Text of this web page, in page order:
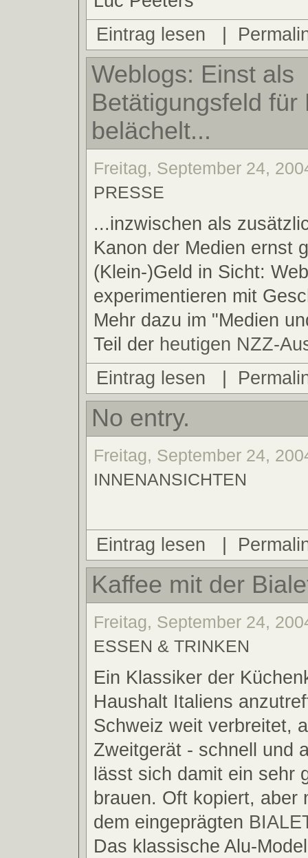
Eintrag lesen
|
Weblogs: Einst als
Betätigungsfeld für
belächelt...
Freitag, September 24,
PRESSE
...inzwischen als
Kanon der Medien ernst
(Klein-)Geld in Sicht:
experimentieren mit
Mehr dazu im "Medien
Teil der heutigen NZZ-
Eintrag lesen
|
No entry.
Freitag, September 24,
INNENANSICHTEN
Eintrag lesen |
Kaffee mit der
Freitag, September 24,
ESSEN & TRINKEN
Ein Klassiker der
Haushalt Italiens
Schweiz weit verbreitet,
Zweitgerät - schnell und
lässt sich damit ein sehr
brauen. Oft kopiert, aber
dem eingeprägten
Das klassische Alu-